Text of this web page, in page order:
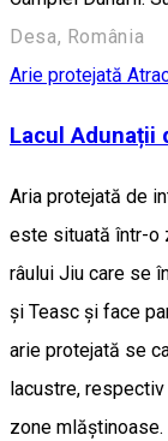
Desa, România
Arie protejată
Lacul Adunații
Aria protejată de
este situată într-o
râului Jiu care se
şi Teasc şi face
arie protejată se
lacustre,
zone